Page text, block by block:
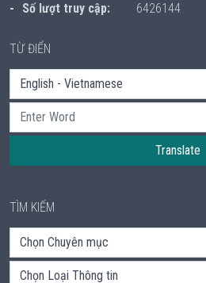
Số lượt truy cập:
6426144
TỪ ĐIỂN
Translate
TÌM KIẾM